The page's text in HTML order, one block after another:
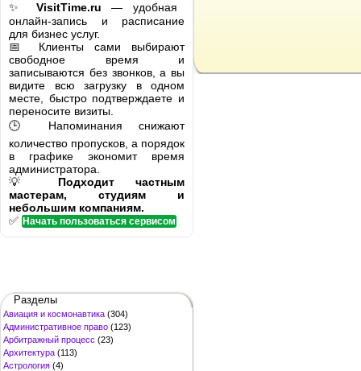
✨ VisitTime.ru — удобная
онлайн-запись и расписание
для бизнес услуг.
📅 Клиенты сами выбирают
свободное время и
записываются без звонков, а вы
видите всю загрузку в одном
месте, быстро подтверждаете и
переносите визиты.
🕒 Напоминания снижают
количество пропусков, а порядок
в графике экономит время
администратора.
💡 Подходит частным
мастерам, студиям и
небольшим компаниям.
✅ Начать пользоваться сервисом
Разделы
Авиация и космонавтика (304)
Административное право (123)
Арбитражный процесс (23)
Архитектура (113)
Астрология (4)